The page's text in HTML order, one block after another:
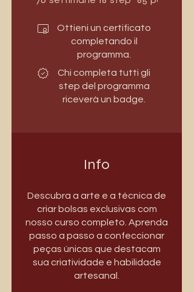
Ottieni un certificato
completando il
programma.
Chi completa tutti gli
step del programma
riceverà un badge.
Info
Descubra a arte e a técnica de
criar bolsas exclusivas com
nosso curso completo. Aprenda
passo a passo a confeccionar
peças únicas que destacam
sua criatividade e habilidade
artesanal.